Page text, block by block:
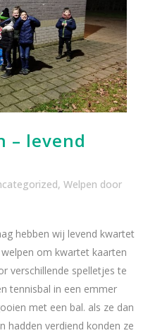
– levend
, Welpen door
hebben wij levend kwartet
om kwartet kaarten
verschillende spelletjes te
tennisbal in een emmer
met een bal. als ze dan
hadden verdiend konden ze